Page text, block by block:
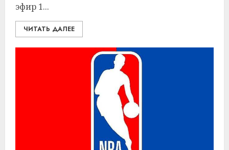
эфир 1...
ЧИТАТЬ ДАЛЕЕ